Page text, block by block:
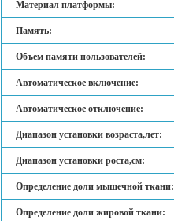
Материал платформы:
Память:
Объем памяти пользователей:
Автоматическое включение:
Автоматическое отключение:
Диапазон установки возраста,лет:
Диапазон установки роста,см:
Определение доли мышечной ткани:
Определение доли жировой ткани: